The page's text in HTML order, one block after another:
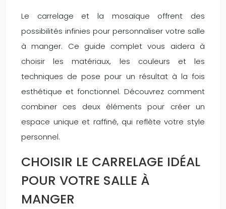
Le carrelage et la mosaïque offrent des
possibilités infinies pour personnaliser votre salle
à manger. Ce guide complet vous aidera à
choisir les matériaux, les couleurs et les
techniques de pose pour un résultat à la fois
esthétique et fonctionnel. Découvrez comment
combiner ces deux éléments pour créer un
espace unique et raffiné, qui reflète votre style
personnel.
CHOISIR LE CARRELAGE IDÉAL
POUR VOTRE SALLE À
MANGER